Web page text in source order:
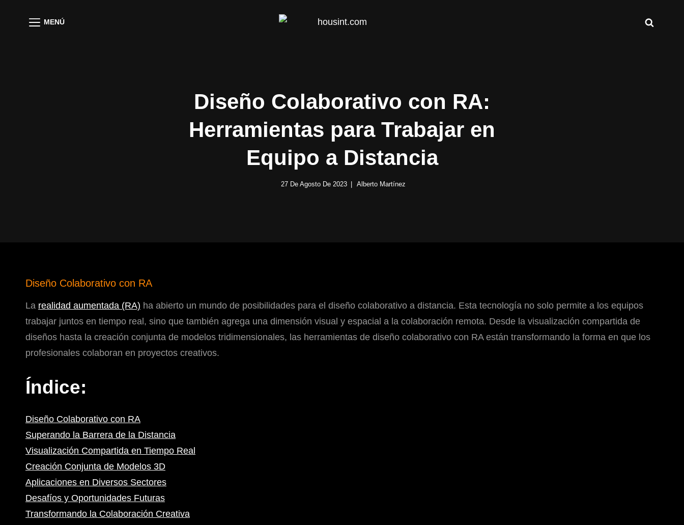
MENÚ
Diseño Colaborativo con RA:
Herramientas para Trabajar en
Equipo a Distancia
27 De Agosto De 2023 Alberto Martínez
Diseño Colaborativo con RA
La realidad aumentada (RA) ha abierto un mundo de posibilidades para el diseño colaborativo a distancia. Esta tecnología no solo permite a los equipos
trabajar juntos en tiempo real, sino que también agrega una dimensión visual y espacial a la colaboración remota. Desde la visualización compartida de
diseños hasta la creación conjunta de modelos tridimensionales, las herramientas de diseño colaborativo con RA están transformando la forma en que los
profesionales colaboran en proyectos creativos.
Índice:
Diseño Colaborativo con RA
Superando la Barrera de la Distancia
Visualización Compartida en Tiempo Real
Creación Conjunta de Modelos 3D
Aplicaciones en Diversos Sectores
Desafíos y Oportunidades Futuras
Transformando la Colaboración Creativa